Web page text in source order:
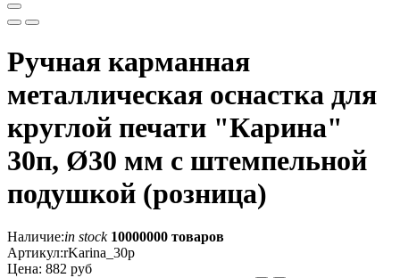
Ручная карманная
металлическая оснастка для
круглой печати "Карина"
30п, Ø30 мм с штемпельной
подушкой (розница)
Наличие:in stock 10000000 товаров
Артикул:rKarina_30p
Цена: 882 руб